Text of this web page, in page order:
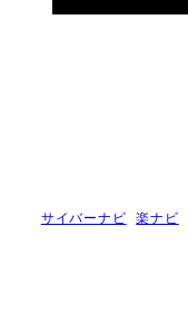
サイバーナビ 楽ナビ